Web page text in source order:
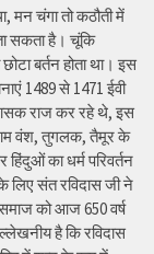
चंगा तो कठौती में
सकता है। चूंकि
बर्तन होता था। इस
1489 से 1471 ईवी
राज कर रहे थे, इस
वंश, तुगलक, तैमूर के
का धर्म परिवर्तन
लिए संत रविदास जी ने
समाज को आज 650 वर्ष
है कि रविदास